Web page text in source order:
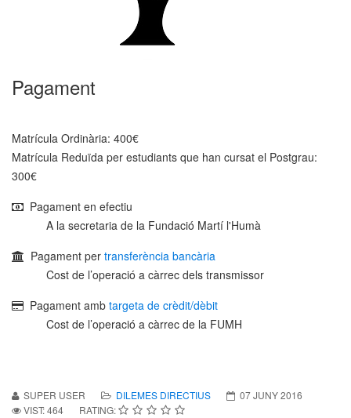
Pagament
Matrícula Ordinària: 400€
Matrícula Reduïda per estudiants que han cursat el Postgrau:
300€
Pagament en efectiu
A la secretaria de la Fundació Martí l'Humà
Pagament per transferència bancària
Cost de l’operació a càrrec dels transmissor
Pagament amb targeta de crèdit/dèbit
Cost de l’operació a càrrec de la FUMH
SUPER USER DILEMES DIRECTIUS
07 JUNY 2016
VIST: 464
RATING: